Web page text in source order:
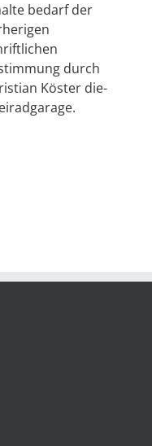
bedarf der
durch
Köster die-